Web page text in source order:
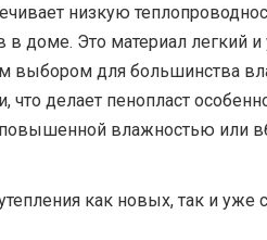
низкую
в доме. Это материал легкий
выбором для большинства
делает пенопласт
влажностью или
как новых, так и